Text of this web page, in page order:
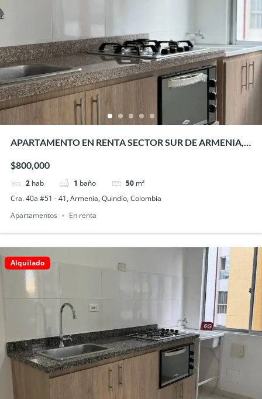
APARTAMENTO EN RENTA SECTOR SUR DE ARMENIA,
$800,000
2 hab 1 baño 50 m²
Cra. 40a #51 - 41, Armenia, Quindío, Colombia
Apartamentos
En renta
Alquilado